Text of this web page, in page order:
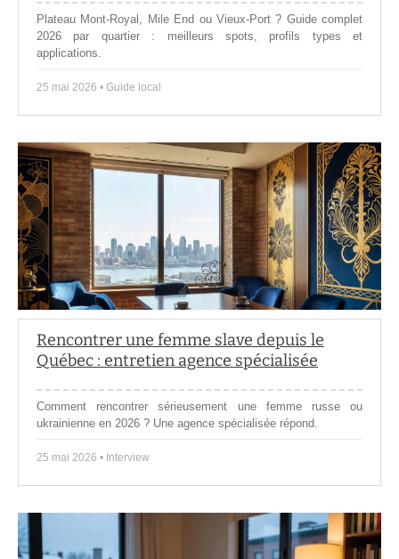
Plateau Mont-Royal, Mile End ou Vieux-Port ? Guide complet
2026 par quartier : meilleurs spots, profils types et
applications.
25 mai 2026 • Guide local
Rencontrer une femme slave depuis le
Québec : entretien agence spécialisée
Comment rencontrer sérieusement une femme russe ou
ukrainienne en 2026 ? Une agence spécialisée répond.
25 mai 2026 • Interview